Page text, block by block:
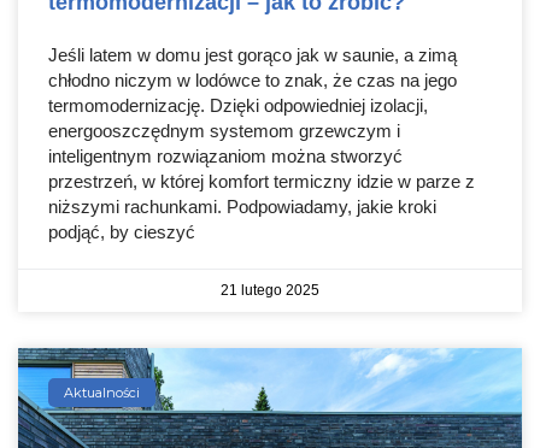
Jeśli latem w domu jest gorąco jak w saunie, a zimą
chłodno niczym w lodówce to znak, że czas na jego
termomodernizację. Dzięki odpowiedniej izolacji,
energooszczędnym systemom grzewczym i
inteligentnym rozwiązaniom można stworzyć
przestrzeń, w której komfort termiczny idzie w parze z
niższymi rachunkami. Podpowiadamy, jakie kroki
podjąć, by cieszyć
21 lutego 2025
Aktualności